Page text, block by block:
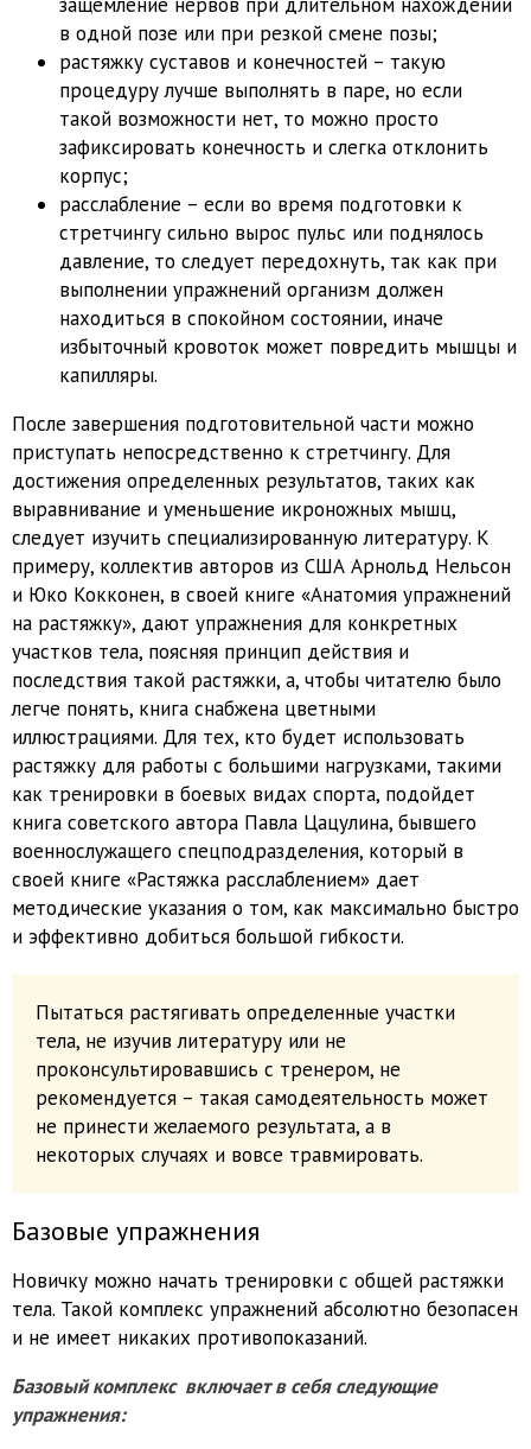
в одной позе или при резкой смене позы;
растяжку суставов и конечностей – такую
процедуру лучше выполнять в паре, но если
такой возможности нет, то можно просто
зафиксировать конечность и слегка отклонить
корпус;
расслабление – если во время подготовки к
стретчингу сильно вырос пульс или поднялось
давление, то следует передохнуть, так как при
выполнении упражнений организм должен
находиться в спокойном состоянии, иначе
избыточный кровоток может повредить мышцы и
капилляры.
После завершения подготовительной части можно
приступать непосредственно к стретчингу. Для
достижения определенных результатов, таких как
выравнивание и уменьшение икроножных мышц,
следует изучить специализированную литературу. К
примеру, коллектив авторов из США Арнольд Нельсон
и Юко Кокконен, в своей книге «Анатомия упражнений
на растяжку», дают упражнения для конкретных
участков тела, поясняя принцип действия и
последствия такой растяжки, а, чтобы читателю было
легче понять, книга снабжена цветными
иллюстрациями. Для тех, кто будет использовать
растяжку для работы с большими нагрузками, такими
как тренировки в боевых видах спорта, подойдет
книга советского автора Павла Цацулина, бывшего
военнослужащего спецподразделения, который в
своей книге «Растяжка расслаблением» дает
методические указания о том, как максимально быстро
и эффективно добиться большой гибкости.
Пытаться растягивать определенные участки
тела, не изучив литературу или не
проконсультировавшись с тренером, не
рекомендуется – такая самодеятельность может
не принести желаемого результата, а в
некоторых случаях и вовсе травмировать.
Базовые упражнения
Новичку можно начать тренировки с общей растяжки
тела. Такой комплекс упражнений абсолютно безопасен
и не имеет никаких противопоказаний.
Базовый комплекс включает в себя следующие
упражнения: